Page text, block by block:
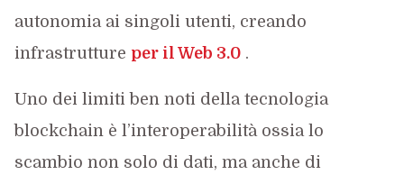
autonomia ai singoli utenti, creando
infrastrutture per il Web 3.0.
Uno dei limiti ben noti della tecnologia
blockchain è l’interoperabilità ossia lo
scambio non solo di dati, ma anche di